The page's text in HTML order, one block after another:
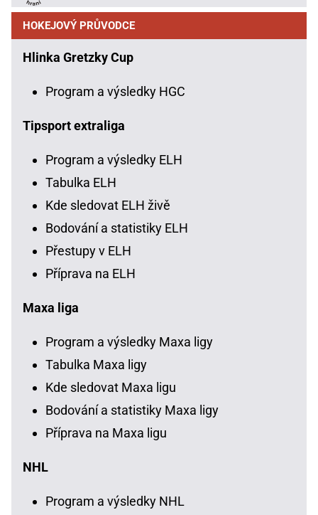
HOKEJOVÝ PRŮVODCE
Hlinka Gretzky Cup
Program a výsledky HGC
Tipsport extraliga
Program a výsledky ELH
Tabulka ELH
Kde sledovat ELH živě
Bodování a statistiky ELH
Přestupy v ELH
Příprava na ELH
Maxa liga
Program a výsledky Maxa ligy
Tabulka Maxa ligy
Kde sledovat Maxa ligu
Bodování a statistiky Maxa ligy
Příprava na Maxa ligu
NHL
Program a výsledky NHL